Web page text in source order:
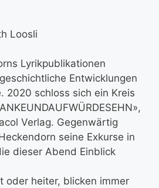
Loosli
Lyrikpublikationen
Entwicklungen
2020 schloss sich ein Kreis
Verlag. Gegenwärtig
seine Exkurse in
dieser Abend Einblick
oder heiter, blicken immer